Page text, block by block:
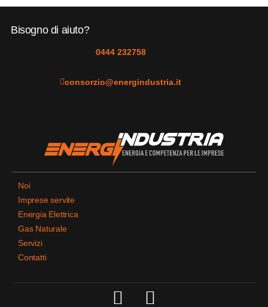
Bisogno di aiuto?
0444 232758
consorzio@energindustria.it
Noi
Imprese servite
Energia Elettrica
Gas Naturale
Servizi
Contatti